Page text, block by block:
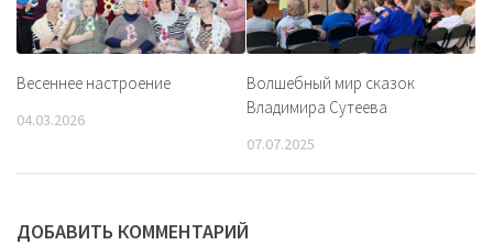
Весеннее настроение
04.03.2026
Волшебный мир сказок
Владимира Сутеева
07.07.2025
ДОБАВИТЬ КОММЕНТАРИЙ